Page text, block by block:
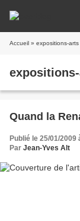
Accueil » expositions-arts
Quand la
Publié le 25/01/2009
Par Jean-Yves Alt